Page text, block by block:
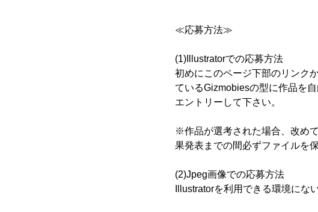
≪応募方法≫
(1)Illustratorでの応募方法
初めにこのページ下部のリンク
ているGizmobiesの型に作品を
エントリーして下さい。
※作品が選考された場合、改め
果発表までの間必ずファイルを
(2)Jpeg画像での応募方法
Illustratorを利用できる環境にな